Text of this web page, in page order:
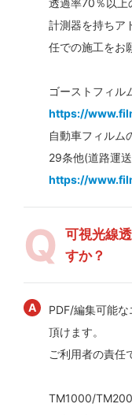
透過率70％以上
計測器を持ちア
任での施工をお
ゴーストフィル
https://
自動車フィルム
29条他(道路運
https://
可視光線
すか？
PDF/編集可能
頂けます。
ご利用者の責任
TM1000/